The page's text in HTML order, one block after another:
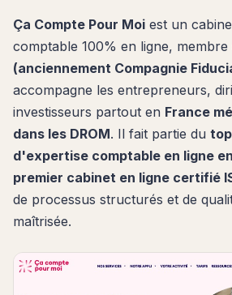
Ça Compte Pour Moi est un
comptable 100% en ligne, membre
(anciennement Compagnie
accompagne les entrepreneurs,
investisseurs partout en France
dans les DROM. Il fait partie du
d'expertise comptable en ligne
premier cabinet en ligne certifié
de processus structurés et de
maîtrisée.